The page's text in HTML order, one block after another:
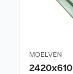
MOELVEN